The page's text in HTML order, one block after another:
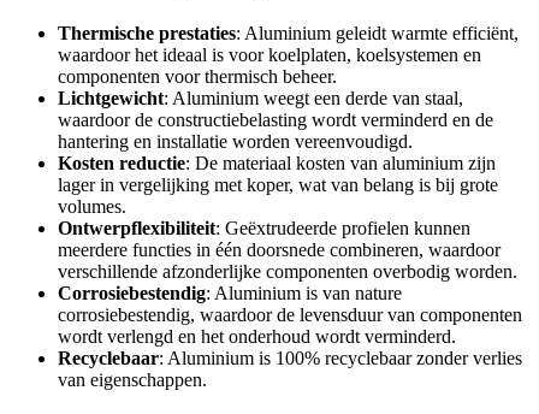
Thermische prestaties: Aluminium geleidt warmte efficiënt,
waardoor het ideaal is voor koelplaten, koelsystemen en
componenten voor thermisch beheer.
Lichtgewicht: Aluminium weegt een derde van staal,
waardoor de constructiebelasting wordt verminderd en de
hantering en installatie worden vereenvoudigd.
Kosten reductie: De materiaal kosten van aluminium zijn
lager in vergelijking met koper, wat van belang is bij grote
volumes.
Ontwerpflexibiliteit: Geëxtrudeerde profielen kunnen
meerdere functies in één doorsnede combineren, waardoor
verschillende afzonderlijke componenten overbodig worden.
Corrosiebestendig: Aluminium is van nature
corrosiebestendig, waardoor de levensduur van componenten
wordt verlengd en het onderhoud wordt verminderd.
Recyclebaar: Aluminium is 100% recyclebaar zonder verlies
van eigenschappen.